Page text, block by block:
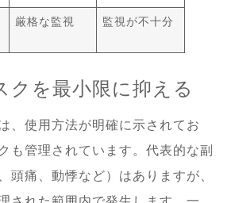
厳格な監視 監視が不十分
クを最小限に抑える
、使用方法が明確に示されてお
も管理されています。代表的な副
頭痛、動悸など）はありますが、